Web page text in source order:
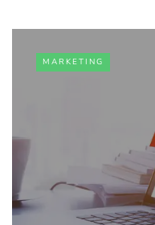
MARKETING